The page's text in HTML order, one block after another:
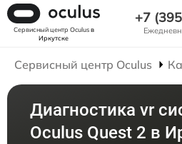
Сервисный центр Oculusв
Иркутске
+7
Сервисный центр Oculus
Диагностика vr
Oculus Quest 2 в